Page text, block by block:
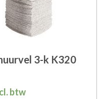
3-k K320
btw